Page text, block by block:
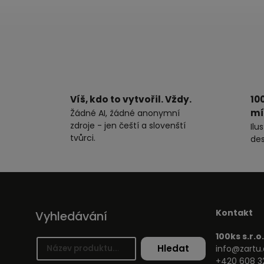
Víš, kdo to vytvořil. Vždy.
Žádné AI, žádné anonymní
zdroje - jen čeští a slovenští
tvůrci.
Vyhledávání
Hledat
Kontakt
100ks s.r.o.
+420 608